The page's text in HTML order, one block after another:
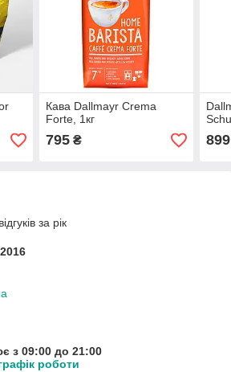
Кава Dallmayr Crema
Forte, 1кг
795₴ 899
за рік
з 09:00 до 21:00
роботи